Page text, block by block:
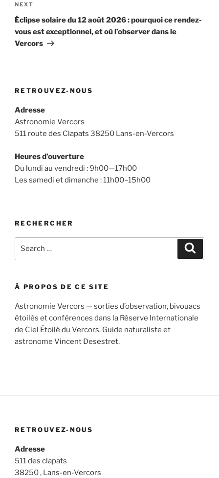
Next
Post
NEXT
Éclipse solaire du 12 août 2026 : pourquoi ce rendez-
vous est exceptionnel, et où l’observer dans le
Vercors
RETROUVEZ-NOUS
Adresse
Astronomie Vercors
511 route des Clapats 38250 Lans-en-Vercors
Heures d’ouverture
Du lundi au vendredi : 9h00—17h00
Les samedi et dimanche : 11h00–15h00
RECHERCHER
À PROPOS DE CE SITE
Astronomie Vercors — sorties d’observation, bivouacs
étoilés et conférences dans la Réserve Internationale
de Ciel Étoilé du Vercors. Guide naturaliste et
astronome Vincent Desestret.
RETROUVEZ-NOUS
Adresse
511 des clapats
38250 , Lans-en-Vercors